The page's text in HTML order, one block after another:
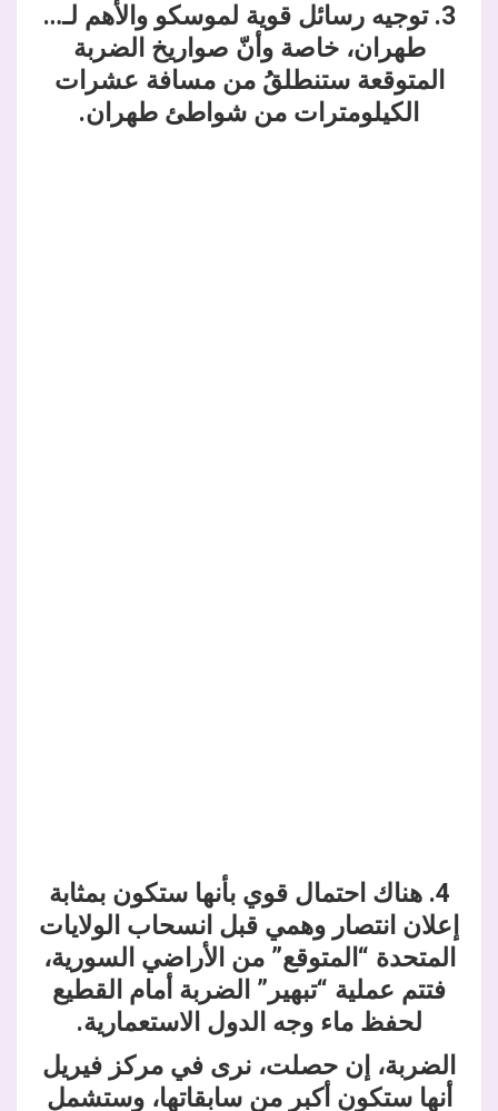
3. توجيه رسائل قوية لموسكو والأهم لـ…
طهران، خاصة وأنّ صواريخ الضربة
المتوقعة ستنطلقُ من مسافة عشرات
الكيلومترات من شواطئ طهران.
4. هناك احتمال قوي بأنها ستكون بمثابة
إعلان انتصار وهمي قبل انسحاب الولايات
المتحدة “المتوقع” من الأراضي السورية،
فتتم عملية “تبهير” الضربة أمام القطيع
لحفظ ماء وجه الدول الاستعمارية.
الضربة، إن حصلت، نرى في مركز فيريل
أنها ستكون أكبر من سابقاتها، وستشمل